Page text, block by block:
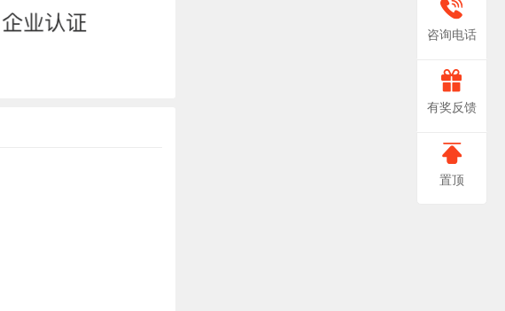
400-
666-
0888
咨询电话
有奖反馈
置顶